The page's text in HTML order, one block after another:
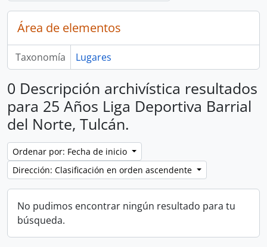
Área de elementos
Taxonomía Lugares
0 Descripción archivística resultados
para 25 Años Liga Deportiva Barrial
del Norte, Tulcán.
Ordenar por: Fecha de inicio
Dirección: Clasificación en orden ascendente
No pudimos encontrar ningún resultado para tu
búsqueda.